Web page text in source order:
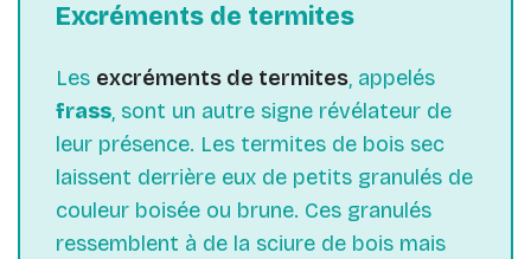
Excréments de termites
Les excréments de termites, appelés
frass, sont un autre signe révélateur de
leur présence. Les termites de bois sec
laissent derrière eux de petits granulés de
couleur boisée ou brune. Ces granulés
ressemblent à de la sciure de bois mais